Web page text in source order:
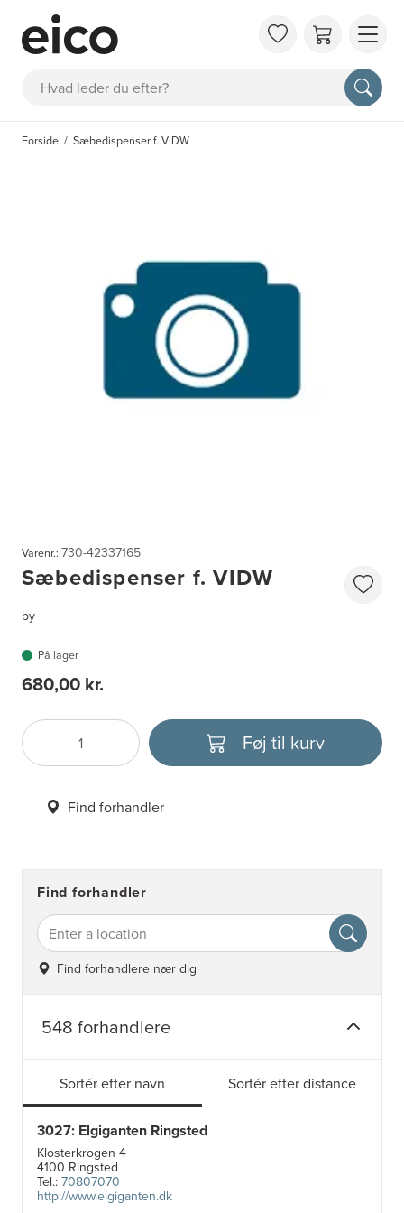
Søg
OM
FAQ
Forside Sæbedispenser f. VIDW
Varenr.: 730-42337165
Sæbedispenser f. VIDW
by
På lager
680,00 kr.
Antal
Vælg enhed Føj til kurv
Find forhandler
Find forhandler
Find forhandlere nær dig
548 forhandlere
Sortér efter navn Sortér efter distance
3027: Elgiganten Ringsted
Klosterkrogen 4
4100 Ringsted
Tel.: 70807070
http://www.elgiganten.dk